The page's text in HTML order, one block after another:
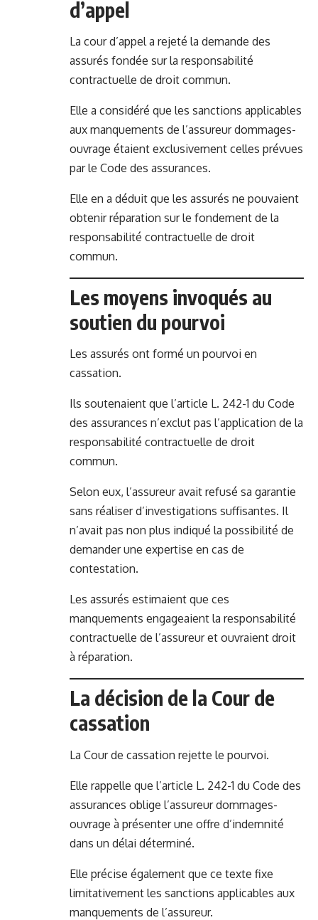
d’appel
La cour d’appel a rejeté la demande des
assurés fondée sur la responsabilité
contractuelle de droit commun.
Elle a considéré que les sanctions applicables
aux manquements de l’assureur dommages-
ouvrage étaient exclusivement celles prévues
par le Code des assurances.
Elle en a déduit que les assurés ne pouvaient
obtenir réparation sur le fondement de la
responsabilité contractuelle de droit
commun.
Les moyens invoqués au
soutien du pourvoi
Les assurés ont formé un pourvoi en
cassation.
Ils soutenaient que l’article L. 242-1 du Code
des assurances n’exclut pas l’application de la
responsabilité contractuelle de droit
commun.
Selon eux, l’assureur avait refusé sa garantie
sans réaliser d’investigations suffisantes. Il
n’avait pas non plus indiqué la possibilité de
demander une expertise en cas de
contestation.
Les assurés estimaient que ces
manquements engageaient la responsabilité
contractuelle de l’assureur et ouvraient droit
à réparation.
La décision de la Cour de
cassation
La Cour de cassation rejette le pourvoi.
Elle rappelle que l’article L. 242-1 du Code des
assurances oblige l’assureur dommages-
ouvrage à présenter une offre d’indemnité
dans un délai déterminé.
Elle précise également que ce texte fixe
limitativement les sanctions applicables aux
manquements de l’assureur.